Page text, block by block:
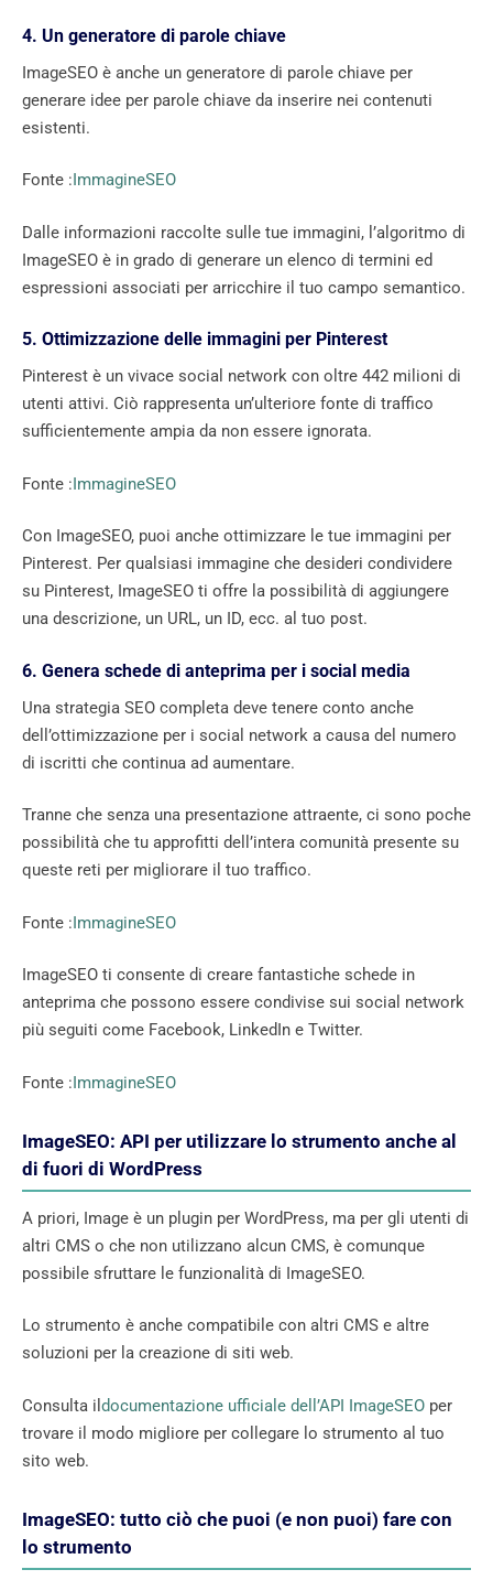
4. Un generatore di parole chiave
ImageSEO è anche un generatore di parole chiave per
generare idee per parole chiave da inserire nei contenuti
esistenti.
Fonte :ImmagineSEO
Dalle informazioni raccolte sulle tue immagini, l’algoritmo di
ImageSEO è in grado di generare un elenco di termini ed
espressioni associati per arricchire il tuo campo semantico.
5. Ottimizzazione delle immagini per Pinterest
Pinterest è un vivace social network con oltre 442 milioni di
utenti attivi. Ciò rappresenta un’ulteriore fonte di traffico
sufficientemente ampia da non essere ignorata.
Fonte :ImmagineSEO
Con ImageSEO, puoi anche ottimizzare le tue immagini per
Pinterest. Per qualsiasi immagine che desideri condividere
su Pinterest, ImageSEO ti offre la possibilità di aggiungere
una descrizione, un URL, un ID, ecc. al tuo post.
6. Genera schede di anteprima per i social media
Una strategia SEO completa deve tenere conto anche
dell’ottimizzazione per i social network a causa del numero
di iscritti che continua ad aumentare.
Tranne che senza una presentazione attraente, ci sono poche
possibilità che tu approfitti dell’intera comunità presente su
queste reti per migliorare il tuo traffico.
Fonte :ImmagineSEO
ImageSEO ti consente di creare fantastiche schede in
anteprima che possono essere condivise sui social network
più seguiti come Facebook, LinkedIn e Twitter.
Fonte :ImmagineSEO
ImageSEO: API per utilizzare lo strumento anche al
di fuori di WordPress
A priori, Image è un plugin per WordPress, ma per gli utenti di
altri CMS o che non utilizzano alcun CMS, è comunque
possibile sfruttare le funzionalità di ImageSEO.
Lo strumento è anche compatibile con altri CMS e altre
soluzioni per la creazione di siti web.
Consulta il documentazione ufficiale dell’API ImageSEO per
trovare il modo migliore per collegare lo strumento al tuo
sito web.
ImageSEO: tutto ciò che puoi (e non puoi) fare con
lo strumento